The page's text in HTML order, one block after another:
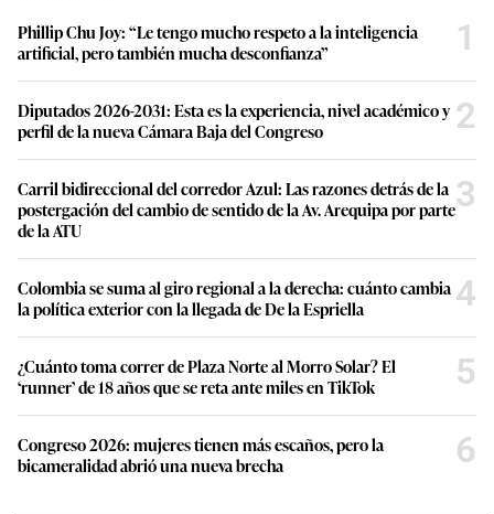
Phillip Chu Joy: “Le tengo mucho respeto a la inteligencia
artificial, pero también mucha desconfianza”
1
Diputados 2026-2031: Esta es la experiencia, nivel académico y
perfil de la nueva Cámara Baja del Congreso
2
Carril bidireccional del corredor Azul: Las razones detrás de la
postergación del cambio de sentido de la Av. Arequipa por parte
de la ATU
3
Colombia se suma al giro regional a la derecha: cuánto cambia
la política exterior con la llegada de De la Espriella
4
¿Cuánto toma correr de Plaza Norte al Morro Solar? El
‘runner’ de 18 años que se reta ante miles en TikTok
5
Congreso 2026: mujeres tienen más escaños, pero la
bicameralidad abrió una nueva brecha
6